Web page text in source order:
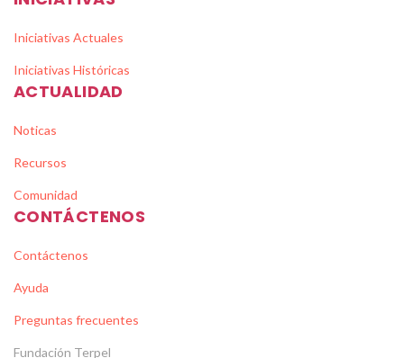
Iniciativas Actuales
Iniciativas Históricas
ACTUALIDAD
Noticas
Recursos
Comunidad
CONTÁCTENOS
Contáctenos
Ayuda
Preguntas frecuentes
Fundación Terpel